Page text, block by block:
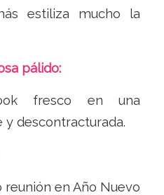
estiliza mucho la
pálido:
fresco en una
descontracturada.
reunión en Año Nuevo